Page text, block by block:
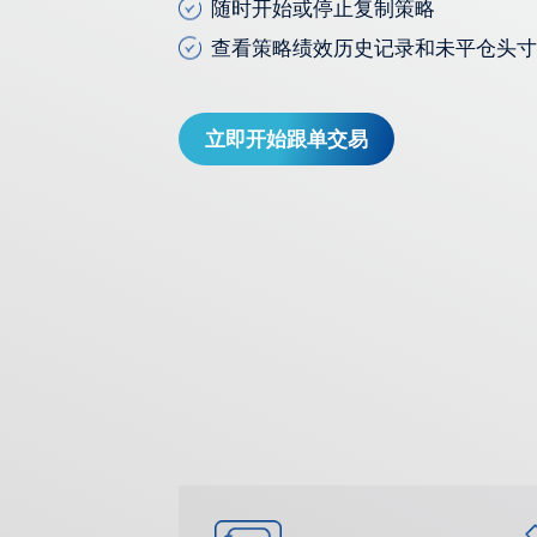
随时开始或停止复制策略
查看策略绩效历史记录和未平仓头寸
立即开始跟单交易